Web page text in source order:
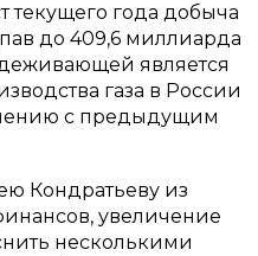
текущего года добыча
до 409,6 миллиарда
является
газа в России
с предыдущим
Кондратьеву из
увеличение
несколькими